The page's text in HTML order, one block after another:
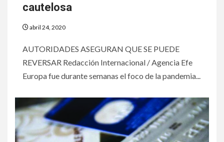
cautelosa
abril 24, 2020
AUTORIDADES ASEGURAN QUE SE PUEDE
REVERSAR Redacción Internacional / Agencia Efe
Europa fue durante semanas el foco de la pandemia...